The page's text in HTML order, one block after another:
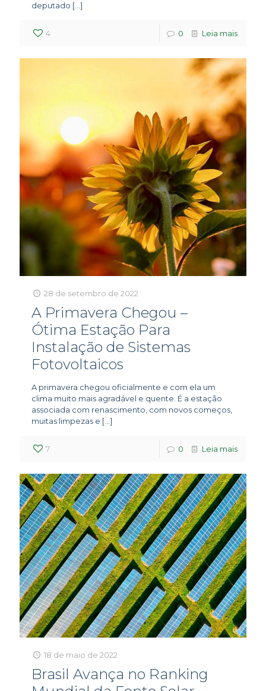
deputado […]
4 0 Leia mais
28 de setembro de 2022
A Primavera Chegou –
Ótima Estação Para
Instalação de Sistemas
Fotovoltaicos
A primavera chegou oficialmente e com ela um
clima muito mais agradável e quente. É a estação
associada com renascimento, com novos começos,
muitas limpezas e […]
7 0 Leia mais
18 de maio de 2022
Brasil Avança no Ranking